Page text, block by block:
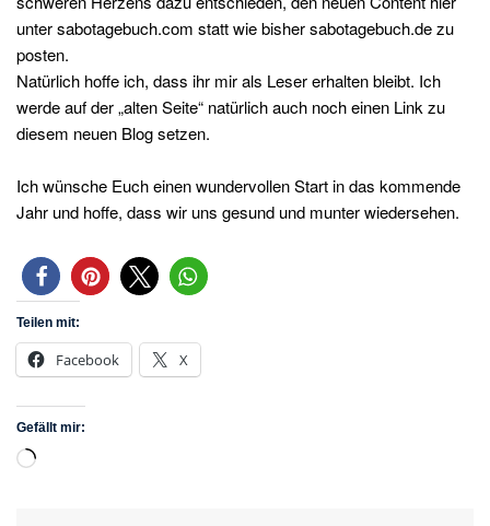
unter sabotagebuch.com statt wie bisher sabotagebuch.de zu
posten.
Natürlich hoffe ich, dass ihr mir als Leser erhalten bleibt. Ich
werde auf der „alten Seite“ natürlich auch noch einen Link zu
diesem neuen Blog setzen.
Ich wünsche Euch einen wundervollen Start in das kommende
Jahr und hoffe, dass wir uns gesund und munter wiedersehen.
Teilen mit:
Facebook X
Gefällt mir:
Wird